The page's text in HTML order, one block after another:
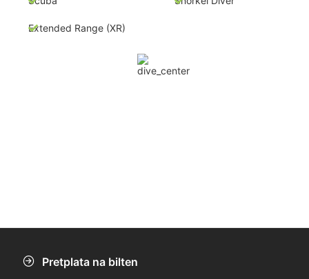
Extended Range (XR)
Pretplata na bilten